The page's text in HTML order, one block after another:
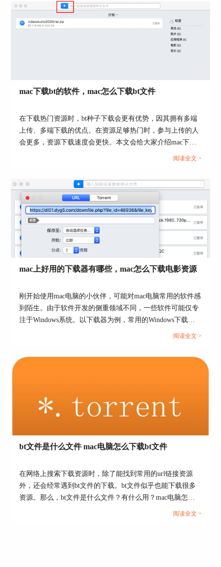
浏览器，点击右上方的菜单，然后点击“偏好设
图5：进入Safari浏览器设置
第二步：切换设置页面到“扩展”选项，然后勾选上
Folx的扩展，默认是不勾选的，因此大家一定要进
如下图6箭头所示。
图6：勾选Folx扩展
展呢？
打开如下图7所示的菜单，然后再点击“Download
With Folx”，即可直接使用Folx软件下载该文件。
mac下载bt的软件，mac怎么下载bt文件
在下载热门资源时，bt种子下载会更有优势，因其拥有多端
上传、多端下载的优点。在资源足够热门时，参与上传的人
会更多，资源下载速度会更快。本文会给大家介绍mac下载
bt的软件，以及mac怎么下载bt文件。想使用bt下载器的小伙
阅读全文 >
mac上好用的下载器有哪些，mac怎么下载电影资源
刚开始使用mac电脑的小伙伴，可能对mac电脑常用的软件感
到陌生。由于软件开发的侧重领域不同，一些软件可能仅专
注于Windows系统。以下载器为例，常用的Windows下载器
不一定就适合mac系统，本文会给大家介绍mac上好用的下载
的小伙伴可以看起来了！...
阅读全文 >
bt文件是什么文件 mac电脑怎么下载bt文件
在网络上搜索下载资源时，除了能找到常用的url链接资源
外，还会经常遇到bt文件的下载。bt文件似乎也能下载很多
资源。那么，bt文件是什么文件？有什么用？mac电脑怎么
下载bt文件？接下来，就让我们一起来详细了解以上问题
阅读全文 >